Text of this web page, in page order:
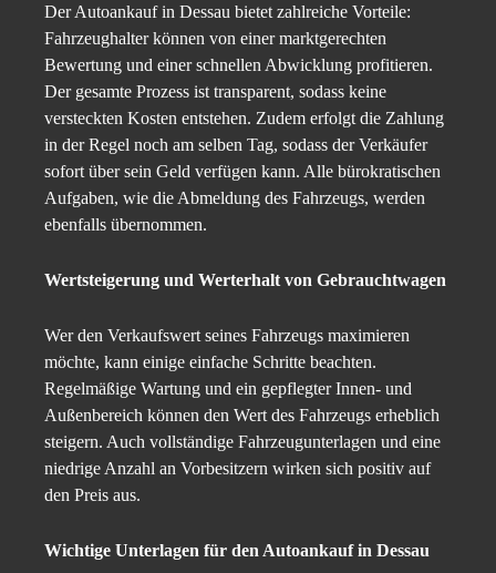
Der Autoankauf in Dessau bietet zahlreiche Vorteile:
Fahrzeughalter können von einer marktgerechten
Bewertung und einer schnellen Abwicklung profitieren.
Der gesamte Prozess ist transparent, sodass keine
versteckten Kosten entstehen. Zudem erfolgt die Zahlung
in der Regel noch am selben Tag, sodass der Verkäufer
sofort über sein Geld verfügen kann. Alle bürokratischen
Aufgaben, wie die Abmeldung des Fahrzeugs, werden
ebenfalls übernommen.
Wertsteigerung und Werterhalt von Gebrauchtwagen
Wer den Verkaufswert seines Fahrzeugs maximieren
möchte, kann einige einfache Schritte beachten.
Regelmäßige Wartung und ein gepflegter Innen- und
Außenbereich können den Wert des Fahrzeugs erheblich
steigern. Auch vollständige Fahrzeugunterlagen und eine
niedrige Anzahl an Vorbesitzern wirken sich positiv auf
den Preis aus.
Wichtige Unterlagen für den Autoankauf in Dessau